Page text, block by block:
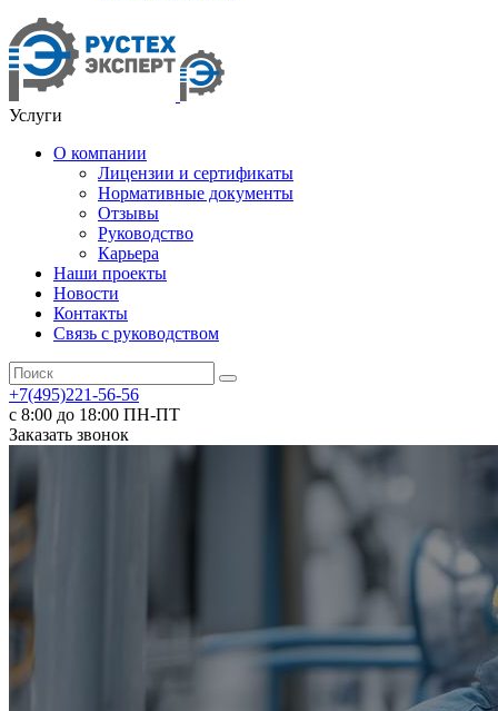
Услуги
О компании
Лицензии и сертификаты
Нормативные документы
Отзывы
Руководство
Карьера
Наши проекты
Новости
Контакты
Связь с руководством
+7(495)221-56-56
с 8:00 до 18:00 ПН-ПТ
Заказать звонок